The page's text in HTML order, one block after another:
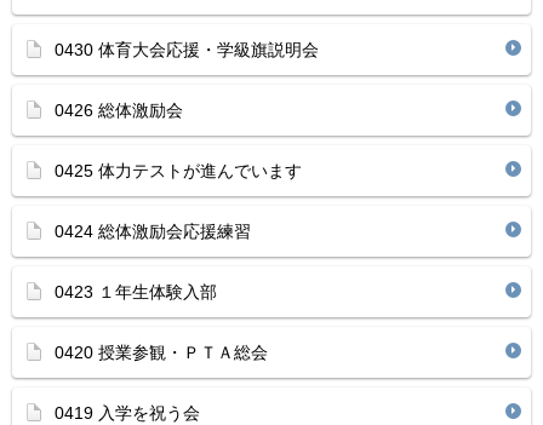
0430 体育大会応援・学級旗説明会
0426 総体激励会
0425 体力テストが進んでいます
0424 総体激励会応援練習
0423 １年生体験入部
0420 授業参観・ＰＴＡ総会
0419 入学を祝う会